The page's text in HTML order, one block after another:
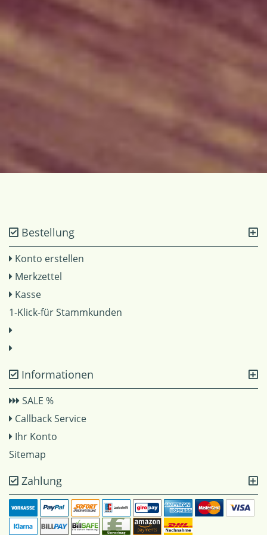
Bestellung
Konto erstellen
Merkzettel
Kasse
1-Klick-für Stammkunden
Informationen
SALE %
Callback Service
Ihr Konto
Sitemap
Zahlung